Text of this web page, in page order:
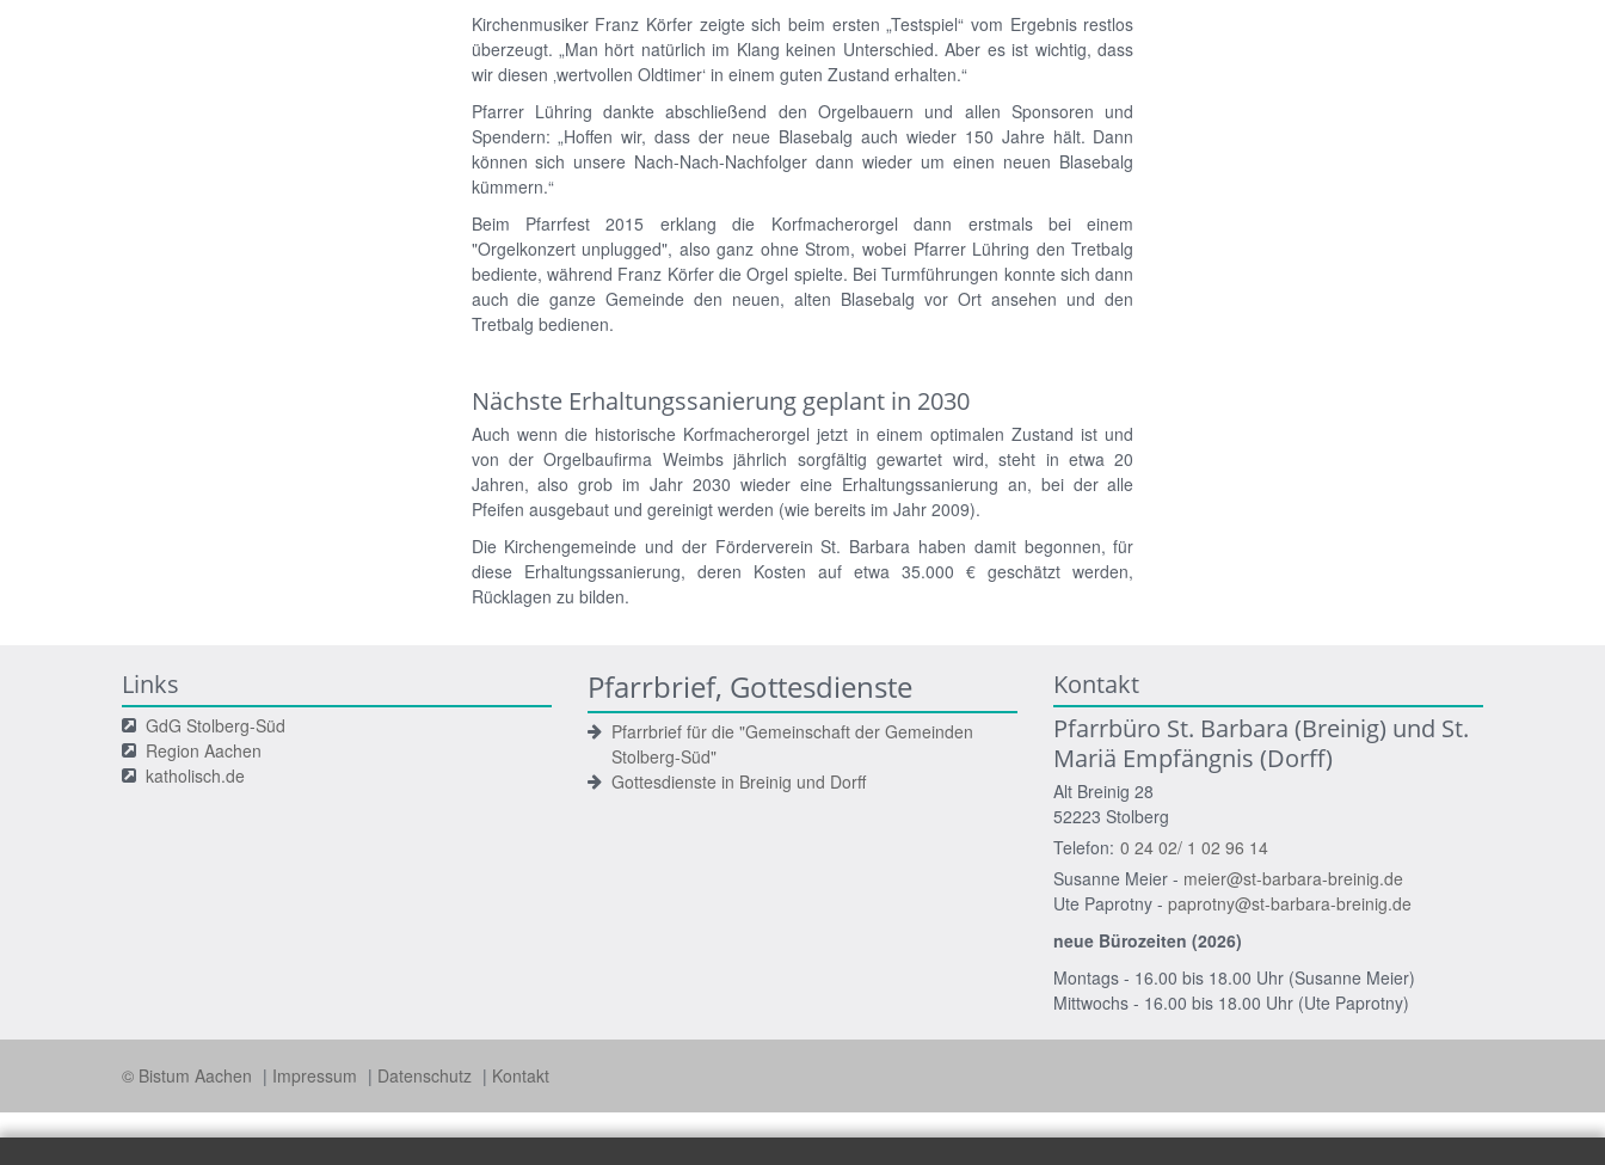
Kirchenmusiker Franz Körfer zeigte sich beim ersten „Testspiel“ vom Ergebnis restlos
überzeugt. „Man hört natürlich im Klang keinen Unterschied. Aber es ist wichtig, dass
wir diesen ‚wertvollen Oldtimer‘ in einem guten Zustand erhalten.“
Pfarrer Lühring dankte abschließend den Orgelbauern und allen Sponsoren und
Spendern: „Hoffen wir, dass der neue Blasebalg auch wieder 150 Jahre hält. Dann
können sich unsere Nach-Nach-Nachfolger dann wieder um einen neuen Blasebalg
kümmern.“
Beim Pfarrfest 2015 erklang die Korfmacherorgel dann erstmals bei einem
"Orgelkonzert unplugged", also ganz ohne Strom, wobei Pfarrer Lühring den Tretbalg
bediente, während Franz Körfer die Orgel spielte. Bei Turmführungen konnte sich dann
auch die ganze Gemeinde den neuen, alten Blasebalg vor Ort ansehen und den
Tretbalg bedienen.
Nächste Erhaltungssanierung geplant in 2030
Auch wenn die historische Korfmacherorgel jetzt in einem optimalen Zustand ist und
von der Orgelbaufirma Weimbs jährlich sorgfältig gewartet wird, steht in etwa 20
Jahren, also grob im Jahr 2030 wieder eine Erhaltungssanierung an, bei der alle
Pfeifen ausgebaut und gereinigt werden (wie bereits im Jahr 2009).
Die Kirchengemeinde und der Förderverein St. Barbara haben damit begonnen, für
diese Erhaltungssanierung, deren Kosten auf etwa 35.000 € geschätzt werden,
Rücklagen zu bilden.
Links
GdG Stolberg-Süd
Region Aachen
katholisch.de
Pfarrbrief, Gottesdienste
Pfarrbrief für die "Gemeinschaft der Gemeinden
Stolberg-Süd"
Gottesdienste in Breinig und Dorff
Kontakt
Pfarrbüro St. Barbara (Breinig) und St.
Mariä Empfängnis (Dorff)
Alt Breinig 28
52223 Stolberg
Telefon: 0 24 02/ 1 02 96 14
Susanne Meier - meier@st-barbara-breinig.de
Ute Paprotny - paprotny@st-barbara-breinig.de
neue Bürozeiten (2026)
Montags - 16.00 bis 18.00 Uhr (Susanne Meier)
Mittwochs - 16.00 bis 18.00 Uhr (Ute Paprotny)
© Bistum Aachen Impressum Datenschutz Kontakt